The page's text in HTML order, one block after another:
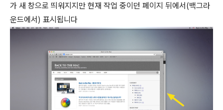
가 새 창으로 띄워지지만 현재 작업 중이던 페이지 뒤에서(백그라
운드에서) 표시됩니다